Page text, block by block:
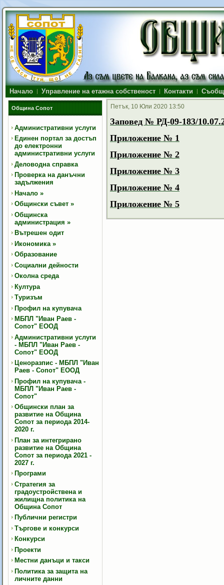
Начало Управление на етажна собственост Контакти
Община Сопот
Административни услуги
Единен портал за достъп
до електронни
административни услуги
Деловодна справка
Проверка на данъчни
задължения
Начало »
Общински съвет »
Общинска
администрация »
Вътрешен одит
Икономика »
Образование
Социални дейности
Околна среда
Култура
Туризъм
Профил на купувача
МБПЛ "Иван Раев -
Сопот" ЕООД
Административни услуги
- МБПЛ "Иван Раев -
Сопот" ЕООД
Ценоразпис - МБПЛ "Иван
Раев - Сопот" ЕООД
Профил на купувача -
МБПЛ "Иван Раев -
Сопот"
Общински план за
развитие на Община
Сопот за периода 2014-
2020 г.
План за интегрирано
развитие на Община
Сопот за периода 2021 -
2027 г.
Програми
Стратегия за
градоустройствена и
жилищна политика на
Община Сопот
Публични регистри
Търгове и конкурси
Конкурси
Проекти
Местни данъци и такси
Политика за защита на
личните данни
Петък, 10 Юли 2020 13:50
Заповед № РД-09-183/
Приложение № 1
Приложение № 2
Приложение № 3
Приложение № 4
Приложение № 5